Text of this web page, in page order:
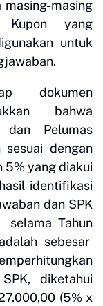
masing
Kupon yang
untuk
dokumen
bahwa
Pelumas
dengan
5% yang diakui
identifikasi
dan SPK
selama Tahun
sebesar
diketahui
(5% x